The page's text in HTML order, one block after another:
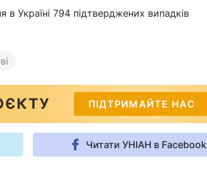
Україні 794 підтверджених випадків
ПІДТРИМАЙТЕ НАС
Читати УНІАН в Facebook